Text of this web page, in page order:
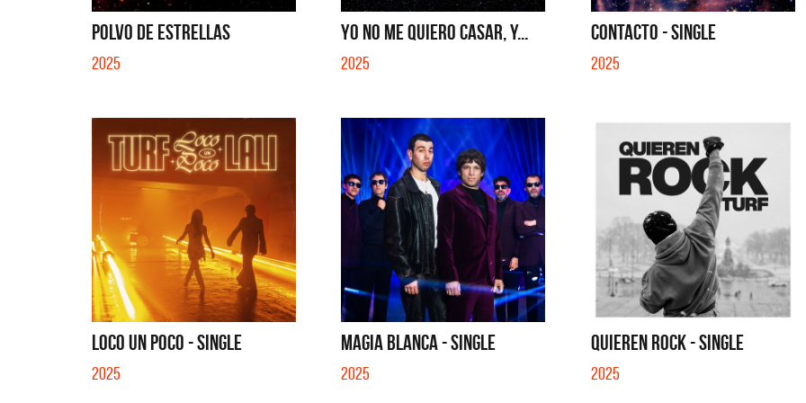
POLVO DE ESTRELLAS
2025
YO NO ME QUIERO CASAR, Y...
2025
CONTACTO - SINGLE
2025
LOCO UN POCO - SINGLE
2025
MAGIA BLANCA - SINGLE
2025
QUIEREN ROCK - SINGLE
2025